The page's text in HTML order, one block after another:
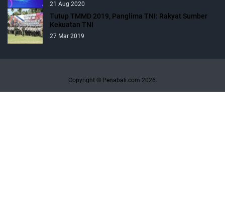
21 Aug 2020
Tutup TMMD 2019, Panglima TNI: Rakyat Sumber
Kekuatan TNI
27 Mar 2019
Copyright © Penabali.com 2026.